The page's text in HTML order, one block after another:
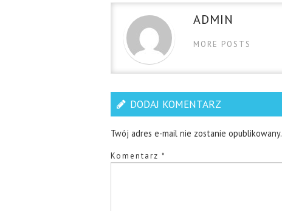
ADMIN
MORE POSTS
DODAJ KOMENTARZ
Twój adres e-mail nie zostanie opublikowany.
Komentarz *